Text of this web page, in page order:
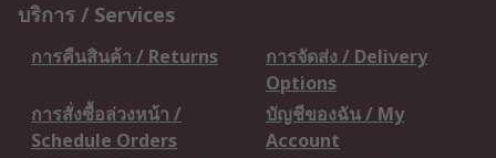
บริการ / Services
การคืนสินค้า / Returns
การจัดส่ง / Delivery
Options
การสั่งซื้อล่วงหน้า /
Schedule Orders
บัญชีของฉัน / My
Account